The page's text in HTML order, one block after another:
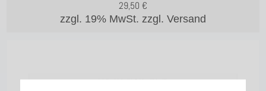
zzgl. 19% MwSt. zzgl. Versand
29,50 €